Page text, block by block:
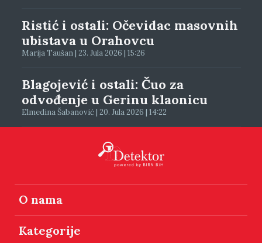
Ristić i ostali: Očevidac masovnih
ubistava u Orahovcu
Marija Taušan | 23. Jula 2026 | 15:26
Blagojević i ostali: Čuo za
odvođenje u Gerinu klaonicu
Elmedina Šabanović | 20. Jula 2026 | 14:22
O nama
Kategorije